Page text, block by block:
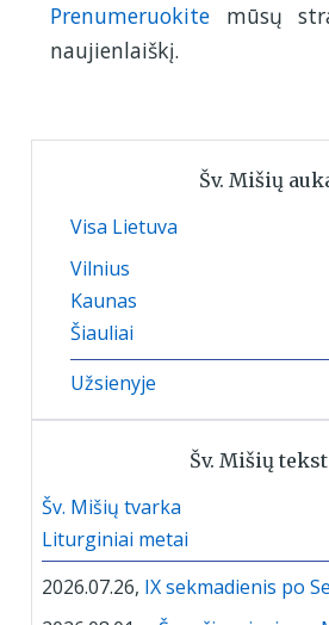
Prenumeruokite mūsų
naujienlaiškį.
Šv. Mišių
Visa Lietuva
Vilnius
Kaunas
Šiauliai
Užsienyje
Šv. Mišių
Šv. Mišių tvarka
Liturginiai metai
2026.07.26, IX sekmadienis po